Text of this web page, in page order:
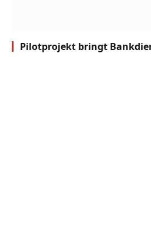
Pilotprojekt bringt